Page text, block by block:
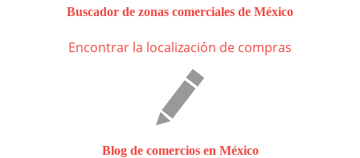
Buscador de zonas comerciales de México
Encontrar la localización de compras
Blog de comercios en México